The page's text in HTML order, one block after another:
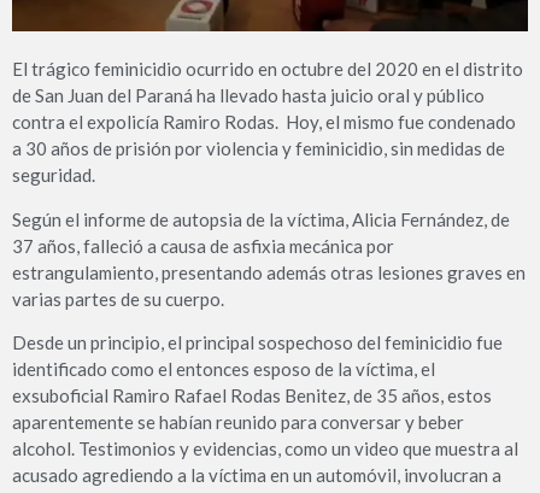
El trágico feminicidio ocurrido en octubre del 2020 en el distrito
de San Juan del Paraná ha llevado hasta juicio oral y público
contra el expolicía Ramiro Rodas. Hoy, el mismo fue condenado
a 30 años de prisión por violencia y feminicidio, sin medidas de
seguridad.
Según el informe de autopsia de la víctima, Alicia Fernández, de
37 años, falleció a causa de asfixia mecánica por
estrangulamiento, presentando además otras lesiones graves en
varias partes de su cuerpo.
Desde un principio, el principal sospechoso del feminicidio fue
identificado como el entonces esposo de la víctima, el
exsuboficial Ramiro Rafael Rodas Benitez, de 35 años, estos
aparentemente se habían reunido para conversar y beber
alcohol. Testimonios y evidencias, como un video que muestra al
acusado agrediendo a la víctima en un automóvil, involucran a